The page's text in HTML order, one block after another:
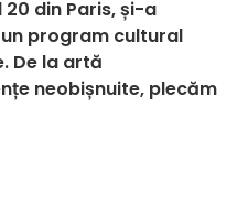
din Paris, și-a
program cultural
De la artă
neobișnuite, plecăm